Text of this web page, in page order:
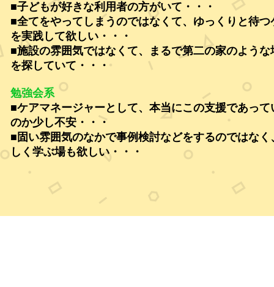
■子どもが好きな利用者の方がいて・・・
■全てをやってしまうのではなくて、ゆっくりと待つ
を実践して欲しい・・・
■施設の雰囲気ではなくて、まるで第二の家のような
を探していて・・・
勉強会系
■ケアマネージャーとして、本当にこの支援であって
のか少し不安・・・
■固い雰囲気のなかで事例検討などをするのではなく
しく学ぶ場も欲しい・・・